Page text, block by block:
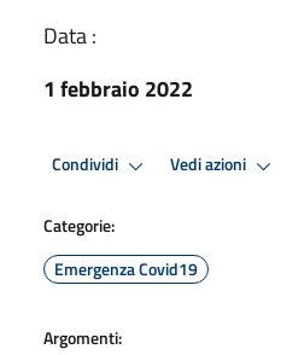
Data :
1 febbraio 2022
Condividi Vedi azioni
Categorie:
Emergenza Covid19
Argomenti: